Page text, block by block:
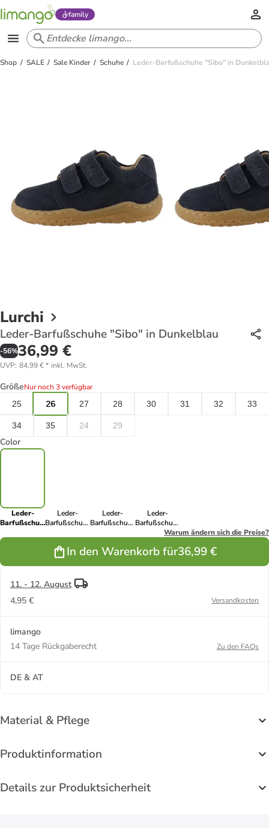
family
Shop SALE Sale Kinder Schuhe Leder-Barfußschuhe "Sibo" in
Lurchi
Leder-Barfußschuhe "Sibo" in Dunkelblau
-56%36,99 €
UVP: 84,99 €* inkl. MwSt.
GrößeNur noch 3 verfügbar
25
26 27 28 30 31 32 33
34 35 24 29
Color
Leder-
Barfußschuhe
Leder-
Barfußschuhe
Leder-
Barfußschuhe
Leder-
Barfußschuhe
"Sibo" inWarum ändern sich die Preise?
In den Warenkorb für36,99 €
11. - 12. August
4,95 €
Versandkosten
limango
14 Tage Rückgaberecht
Zu den FAQs
DE & AT
Material & Pflege
Produktinformation
Details zur Produktsicherheit